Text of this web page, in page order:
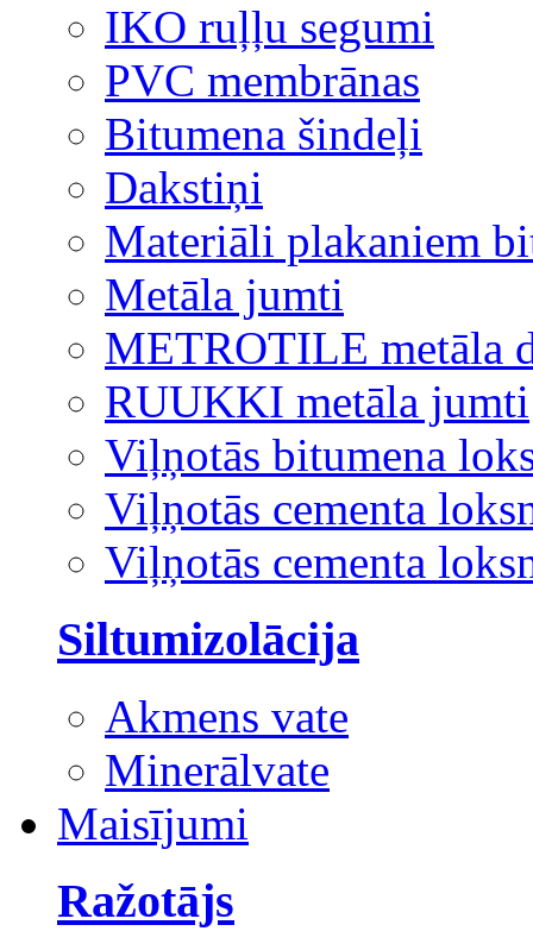
IKO ruļļu segumi
PVC membrānas
Bitumena šindeļi
Dakstiņi
Materiāli plakaniem
Metāla jumti
METROTILE metāla
RUUKKI metāla jumti
Viļņotās bitumena
Viļņotās cementa
Viļņotās cementa
Siltumizolācija
Akmens vate
Minerālvate
Maisījumi
Ražotājs